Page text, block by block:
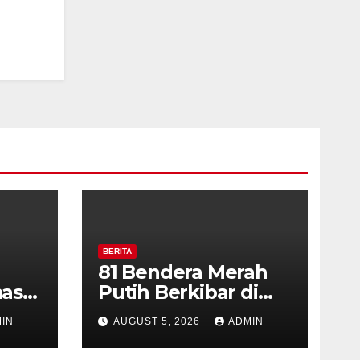
BERITA
81 Bendera Merah
Putih Berkibar di
MIN 3 Semarang,
Bhabinkamtibmas
Desa Timpik Hadiri
AUGUST 5, 2026 ADMIN